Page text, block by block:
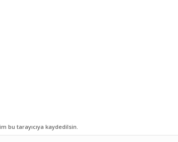
bu tarayıcıya kaydedilsin.